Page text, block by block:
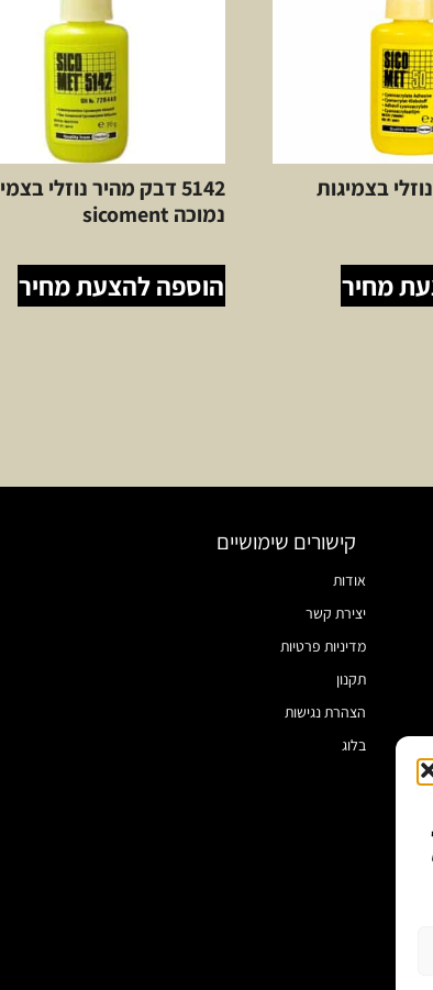
בצמיגות
מחיר
5142 דבק מהיר נוזלי
נמוכה sicoment
הוספה להצעת מחיר
קישורים שימושיים
אודות
יצירת קשר
מדיניות פרטיות
תקנון
הצהרת נגישות
בלוג